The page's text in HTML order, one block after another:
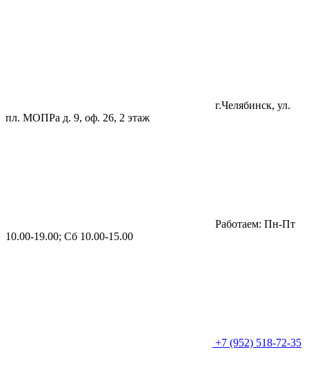
г.Челябинск, ул.
пл. МОПРа д. 9, оф. 26, 2 этаж
Работаем: Пн-Пт
10.00-19.00; Сб 10.00-15.00
+7 (952) 518-72-35